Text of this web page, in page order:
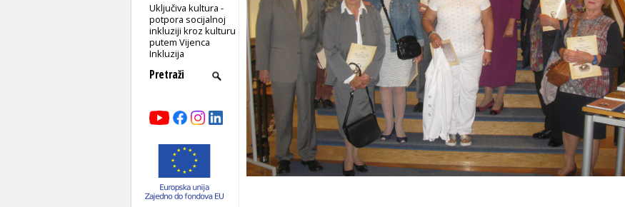
Uključiva kultura -
potpora socijalnoj
inkluziji kroz kulturu
putem Vijenca
Inkluzija